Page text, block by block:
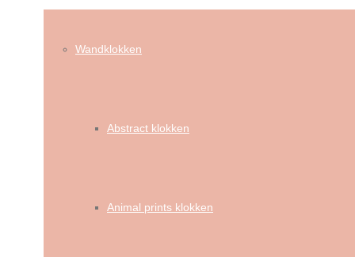
Wandklokken
Abstract klokken
Animal prints klokken